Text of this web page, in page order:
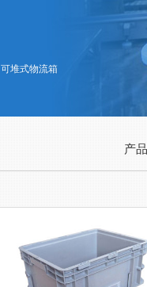
可堆式物流箱
产